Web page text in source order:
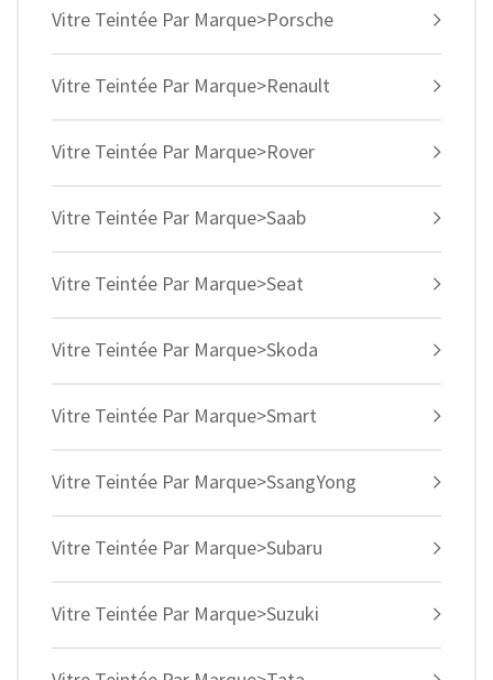
Vitre Teintée Par Marque>Porsche
Vitre Teintée Par Marque>Renault
Vitre Teintée Par Marque>Rover
Vitre Teintée Par Marque>Saab
Vitre Teintée Par Marque>Seat
Vitre Teintée Par Marque>Skoda
Vitre Teintée Par Marque>Smart
Vitre Teintée Par Marque>SsangYong
Vitre Teintée Par Marque>Subaru
Vitre Teintée Par Marque>Suzuki